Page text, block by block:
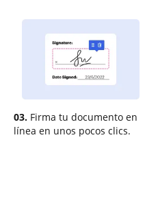
03. Firma tu documento en
línea en unos pocos clics.